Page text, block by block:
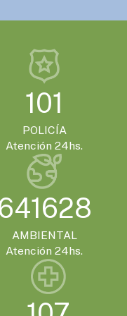
será la sede
- 20:00HS.
su 4ª edición
101
POLICÍA
Atención 24hs.
AMBIENTAL
Atención 24hs.